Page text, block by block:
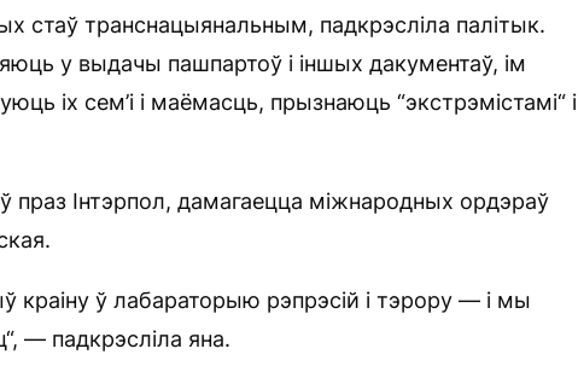
стаў транснацыянальным, падкрэсліла палітык.
у выдачы пашпартоў і іншых дакументаў, ім
іх сем’і і маёмасць, прызнаюць “экстрэмістамі“ і
праз Інтэрпол, дамагаецца міжнародных ордэраў
краіну ў лабараторыю рэпрэсій і тэрору — і мы
— падкрэсліла яна.